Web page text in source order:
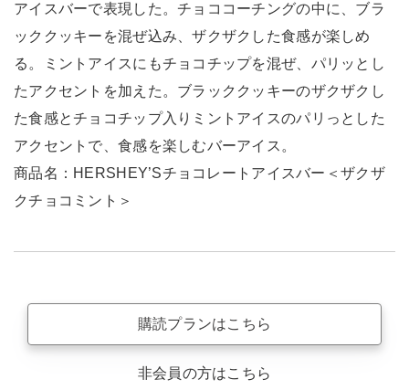
アイスバーで表現した。チョココーチングの中に、ブラ
ッククッキーを混ぜ込み、ザクザクした食感が楽しめ
る。ミントアイスにもチョコチップを混ぜ、パリッとし
たアクセントを加えた。ブラッククッキーのザクザクし
た食感とチョコチップ入りミントアイスのパリっとした
アクセントで、食感を楽しむバーアイス。
商品名：HERSHEY’Sチョコレートアイスバー＜ザクザ
クチョコミント＞
購読プランはこちら
非会員の方はこちら